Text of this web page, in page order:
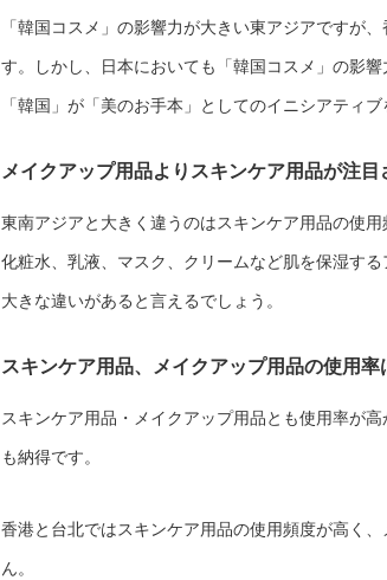
「韓国コスメ」の影響力が大きい東アジアですが
す。しかし、日本においても「韓国コスメ」の影
「韓国」が「美のお手本」としてのイニシアティ
メイクアップ用品よりスキンケア用品が注目
東南アジアと大きく違うのはスキンケア用品の使用
化粧水、乳液、マスク、クリームなど肌を保湿す
大きな違いがあると言えるでしょう。
スキンケア用品、メイクアップ用品の使用率
スキンケア用品・メイクアップ用品とも使用率が
も納得です。
香港と台北ではスキンケア用品の使用頻度が高く
ん。